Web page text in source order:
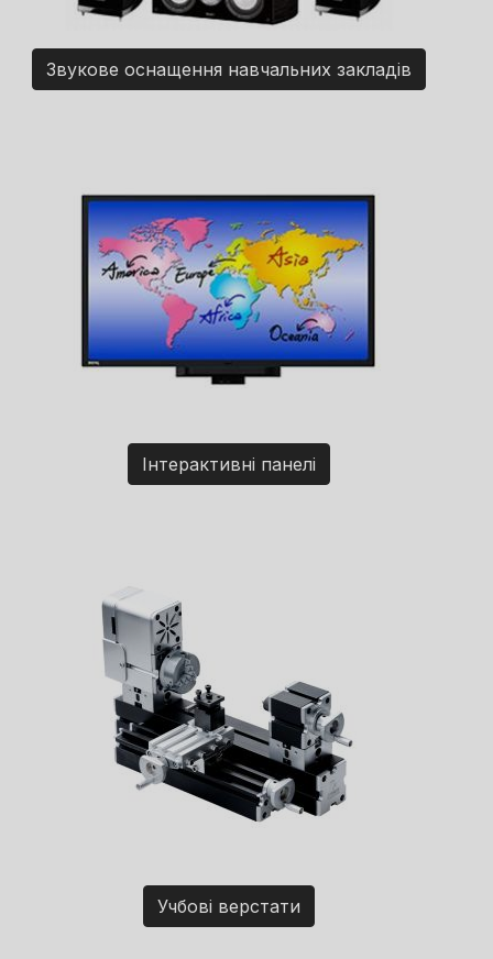
Звукове оснащення навчальних закладів
Інтерактивні панелі
Учбові верстати